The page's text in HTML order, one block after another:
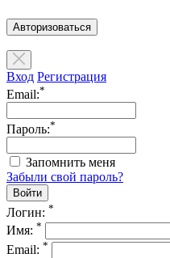
Авторизоваться
Вход Регистрация
Email:*
Пароль:*
Запомнить меня
Забыли свой пароль?
Логин: *
Имя: *
Email: *